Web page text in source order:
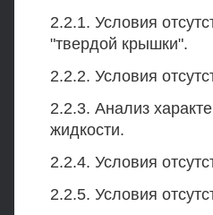
2.2.1. Условия
"твердой крышки".
2.2.2. Условия
2.2.3. Анализ
жидкости.
2.2.4. Условия
2.2.5. Условия